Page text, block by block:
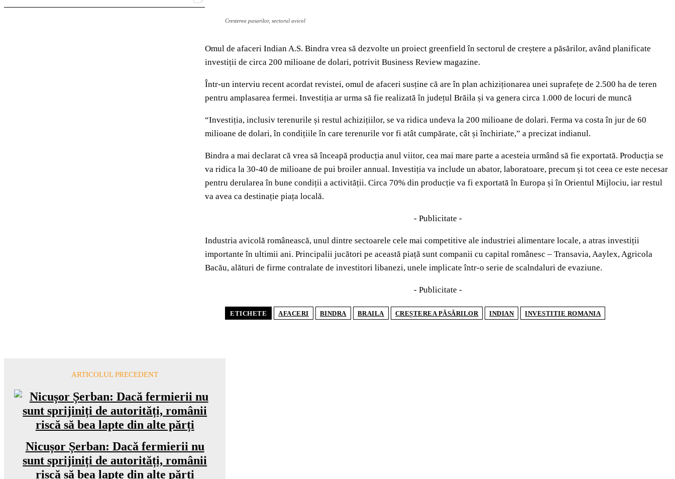
Cresterea pasarilor, sectorul avicol
Omul de afaceri Indian A.S. Bindra vrea să dezvolte un proiect greenfield în sectorul de creștere a păsărilor, având planificate
investiții de circa 200 milioane de dolari, potrivit Business Review magazine.
Într-un interviu recent acordat revistei, omul de afaceri susține că are în plan achiziționarea unei suprafețe de 2.500 ha de teren
pentru amplasarea fermei. Investiția ar urma să fie realizată în județul Brăila și va genera circa 1.000 de locuri de muncă
“Investiția, inclusiv terenurile și restul achizițiilor, se va ridica undeva la 200 milioane de dolari. Ferma va costa în jur de 60
milioane de dolari, în condițiile în care terenurile vor fi atât cumpărate, cât și închiriate,” a precizat indianul.
Bindra a mai declarat că vrea să înceapă producția anul viitor, cea mai mare parte a acesteia urmând să fie exportată. Producția se
va ridica la 30-40 de milioane de pui broiler annual. Investiția va include un abator, laboratoare, precum și tot ceea ce este necesar
pentru derularea în bune condiții a activității. Circa 70% din producție va fi exportată în Europa și în Orientul Mijlociu, iar restul
va avea ca destinație piața locală.
- Publicitate -
Industria avicolă românească, unul dintre sectoarele cele mai competitive ale industriei alimentare locale, a atras investiții
importante în ultimii ani. Principalii jucători pe această piață sunt companii cu capital românesc – Transavia, Aaylex, Agricola
Bacău, alături de firme contralate de investitori libanezi, unele implicate într-o serie de scalndaluri de evaziune.
- Publicitate -
ETICHETE AFACERI BINDRA BRAILA CREȘTEREA PĂSĂRILOR INDIAN INVESTITIE ROMANIA
ARTICOLUL PRECEDENT
Nicușor Șerban: Dacă fermierii nu
sunt sprijiniți de autorități, românii
riscă să bea lapte din alte părți